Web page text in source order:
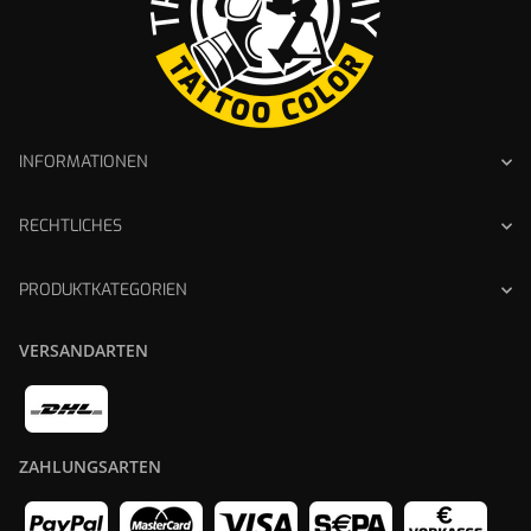
INFORMATIONEN
RECHTLICHES
PRODUKTKATEGORIEN
VERSANDARTEN
ZAHLUNGSARTEN